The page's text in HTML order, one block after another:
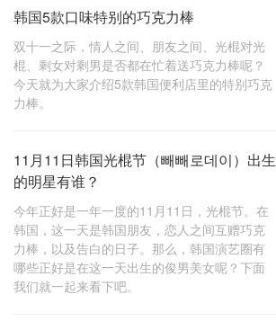
韩国5款口味特别的巧克力棒
双十一之际，情人之间、朋友之间、光棍对光
棍、剩女对剩男是否都在忙着送巧克力棒呢？
今天就为大家介绍5款韩国便利店里的特别巧克
力棒。
11月11日韩国光棍节（빼빼로데이）出生
的明星有谁？
今年正好是一年一度的11月11日，光棍节。在
韩国，这一天是韩国朋友，恋人之间互赠巧克
力棒，以及告白的日子。那么，韩国演艺圈有
哪些正好是在这一天出生的俊男美女呢？下面
我们就一起来看下吧。